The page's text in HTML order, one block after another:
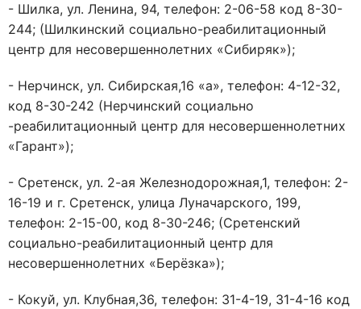
- Шилка, ул. Ленина, 94, телефон: 2-06-58 код 8-30-
244; (Шилкинский социально-реабилитационный
центр для несовершеннолетних «Сибиряк»);
- Нерчинск, ул. Сибирская,16 «а», телефон: 4-12-32,
код 8-30-242 (Нерчинский социально
-реабилитационный центр для несовершеннолетних
«Гарант»);
- Сретенск, ул. 2-ая Железнодорожная,1, телефон: 2-
16-19 и г. Сретенск, улица Луначарского, 199,
телефон: 2-15-00, код 8-30-246; (Сретенский
социально-реабилитационный центр для
несовершеннолетних «Берёзка»);
- Кокуй, ул. Клубная,36, телефон: 31-4-19, 31-4-16 код